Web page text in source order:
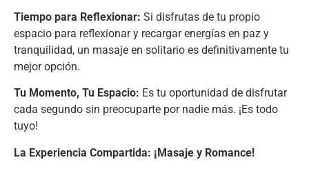
Tiempo para Reflexionar: Si disfrutas de tu propio
espacio para reflexionar y recargar energías en paz y
tranquilidad, un masaje en solitario es definitivamente tu
mejor opción.
Tu Momento, Tu Espacio: Es tu oportunidad de disfrutar
cada segundo sin preocuparte por nadie más. ¡Es todo
tuyo!
La Experiencia Compartida: ¡Masaje y Romance!